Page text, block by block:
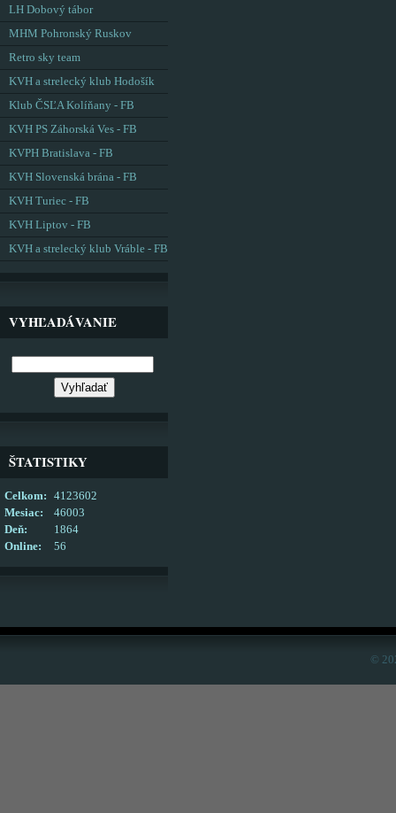
LH Dobový tábor
MHM Pohronský Ruskov
Retro sky team
KVH a strelecký klub Hodošík
Klub ČSĽA Kolíňany - FB
KVH PS Záhorská Ves - FB
KVPH Bratislava - FB
KVH Slovenská brána - FB
KVH Turiec - FB
KVH Liptov - FB
KVH a strelecký klub Vráble - FB
VYHĽADÁVANIE
ŠTATISTIKY
Online: 56
Celkom:
4123602
Mesiac:
46003
Deň:
1864
©